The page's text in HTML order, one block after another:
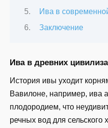
Ива в
Заключение
Ива в древних
История ивы уходит
Вавилоне, например, ива
плодородием, что
речных вод для сельского